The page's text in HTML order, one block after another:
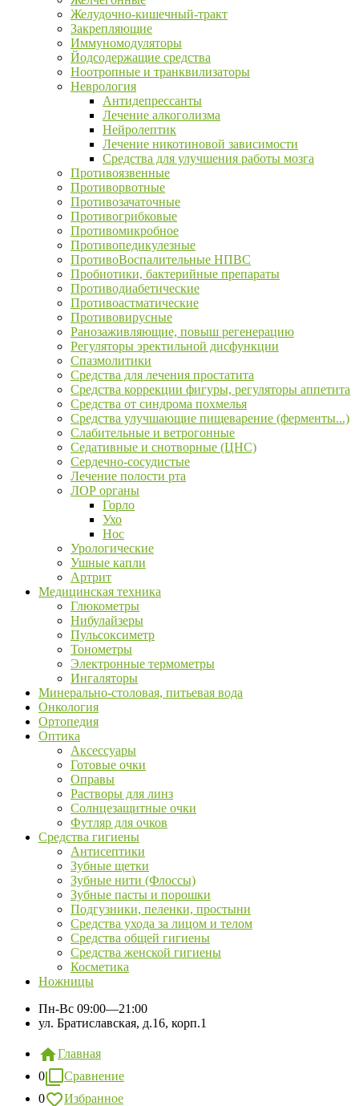
Желудочно-кишечный-тракт
Закрепляющие
Иммуномодуляторы
Йодсодержащие средства
Ноотропные и транквилизаторы
Неврология
Антидепрессанты
Лечение алкоголизма
Нейролептик
Лечение никотиновой зависимости
Средства для улучшения работы мозга
Противоязвенные
Противорвотные
Противозачаточные
Противогрибковые
Противомикробное
Противопедикулезные
ПротивоВоспалительные НПВС
Пробиотики, бактерийные препараты
Противодиабетические
Противоастматические
Противовирусные
Ранозаживляющие, повыш регенерацию
Регуляторы эректильной дисфункции
Спазмолитики
Средства для лечения простатита
Средства коррекции фигуры, регуляторы аппетита
Средства от синдрома похмелья
Средства улучшающие пищеварение (ферменты...)
Слабительные и ветрогонные
Седативные и снотворные (ЦНС)
Сердечно-сосудистые
Лечение полости рта
ЛОР органы
Горло
Ухо
Нос
Урологические
Ушные капли
Артрит
Медицинская техника
Глюкометры
Нибулайзеры
Пульсоксиметр
Тонометры
Электронные термометры
Ингаляторы
Минерально-столовая, питьевая вода
Онкология
Ортопедия
Оптика
Аксессуары
Готовые очки
Оправы
Растворы для линз
Солнцезащитные очки
Футляр для очков
Средства гигиены
Антисептики
Зубные щетки
Зубные нити (Флоссы)
Зубные пасты и порошки
Подгузники, пеленки, простыни
Средства ухода за лицом и телом
Средства общей гигиены
Средства женской гигиены
Косметика
Ножницы
Пн-Вс 09:00—21:00
ул. Братиславская, д.16, корп.1
Главная
0
Сравнение
0
Избранное